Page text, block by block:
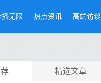
播无限 -热点资讯 -高端访谈
精选文章